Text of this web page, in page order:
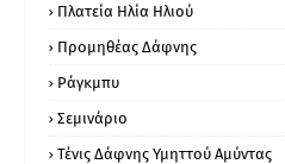
Πλατεία Ηλία Ηλιού
Προμηθέας Δάφνης
Ράγκμπυ
Σεμινάριο
Τένις Δάφνης Υμηττού Αμύντας